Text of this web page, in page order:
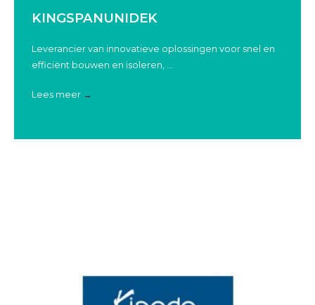
KINGSPANUNIDEK
Leverancier van innovatieve oplossingen voor snel en
efficiënt bouwen en isoleren, ...
Lees meer →